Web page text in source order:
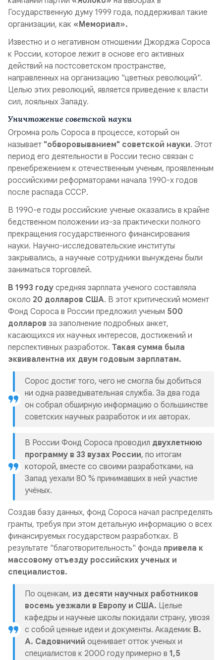
Государственную думу 1999 года, поддерживал такие
организации, как «Мемориал».
Известно и о негативном отношении Джорджа Сороса
к России, которое лежит в основе его активных
действий на постсоветском пространстве,
направленных на организацию "цветных революций".
Целью этих революций, является приведение к власти
сил, лояльных Западу.
Уничтожение советской науки
Огромна роль Сороса в процессе, который он
называет "обворовыванием" советской науки. Этот
период его деятельности в России тесно связан с
пренебрежением к отечественным ученым, проявленным
российскими реформаторами начала 1990-х годов
после распада СССР.
В 1990-е годы российские ученые оказались в крайне
бедственном положении из-за практически полного
прекращения государственного финансирования
науки. Научно-исследовательские институты
закрывались, а научные сотрудники вынуждены были
заниматься торговлей.
В 1993 году средняя зарплата ученого составляла
около 20 долларов США. В этот критический момент
Фонд Сороса в России предложил ученым 500
долларов за заполнение подробных анкет,
касающихся их научных интересов, достижений и
перспективных разработок. Такая сумма была
эквивалентна их двум годовым зарплатам.
Сорос достиг того, чего не смогла бы добиться
ни одна разведывательная служба. За два года
он собрал обширную информацию о большинстве
советских научных разработок и их авторах.
В России Фонд Сороса проводил двухлетнюю
программу в 33 вузах России, по итогам
которой, вместе со своими разработками, на
Запад уехали 80 % принимавших в ней участие
учёных.
Создав базу данных, фонд Сороса начал распределять
гранты, требуя при этом детальную информацию о всех
финансируемых государством разработках. В
результате "благотворительность" фонда привела к
массовому отъезду российских ученых и
специалистов.
По оценкам, из десяти научных работников
восемь уезжали в Европу и США. Целые
кафедры и научные школы покидали страну, увозя
с собой ценные идеи и документы. Академик В.
А. Садовничий оценивает отток ученых и
специалистов к 2000 году примерно в 1,5